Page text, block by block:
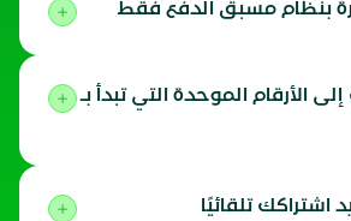
بنظام مسبق الدفع فقط
إلى الأرقام الموحدة التي تبدأ بـ